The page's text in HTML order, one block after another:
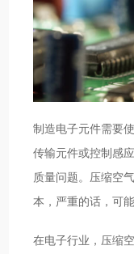
制造电子元件需要
传输元件或控制感
质量问题。压缩空
本，严重的话，可
在电子行业，压缩